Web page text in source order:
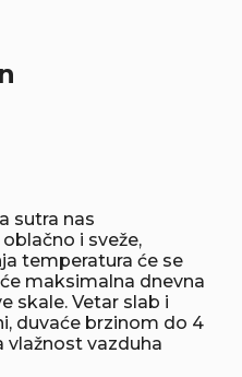
sutra nas
i sveže,
temperatura će se
maksimalna dnevna
skale. Vetar slab i
duvaće brzinom do 4
vlažnost vazduha